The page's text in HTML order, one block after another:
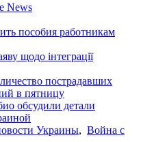
News
пособия работникам
щодо інтеграції
пострадавших
в пятницу
обсудили детали
Украины, Война с